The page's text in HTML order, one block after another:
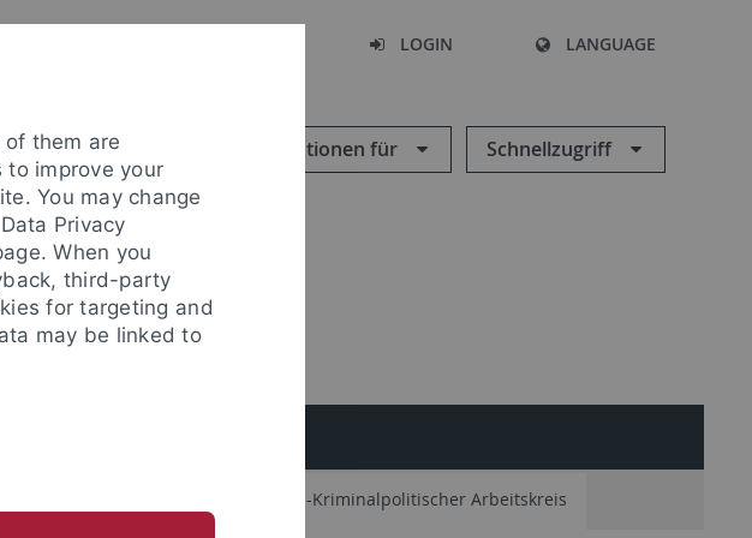
LOGIN LANGUAGE
Informationen für Schnellzugriff
Kriminologisch-Kriminalpolitischer Arbeitskreis
them are
to improve your
You may change
Privacy
When you
third-party
for targeting and
may be linked to